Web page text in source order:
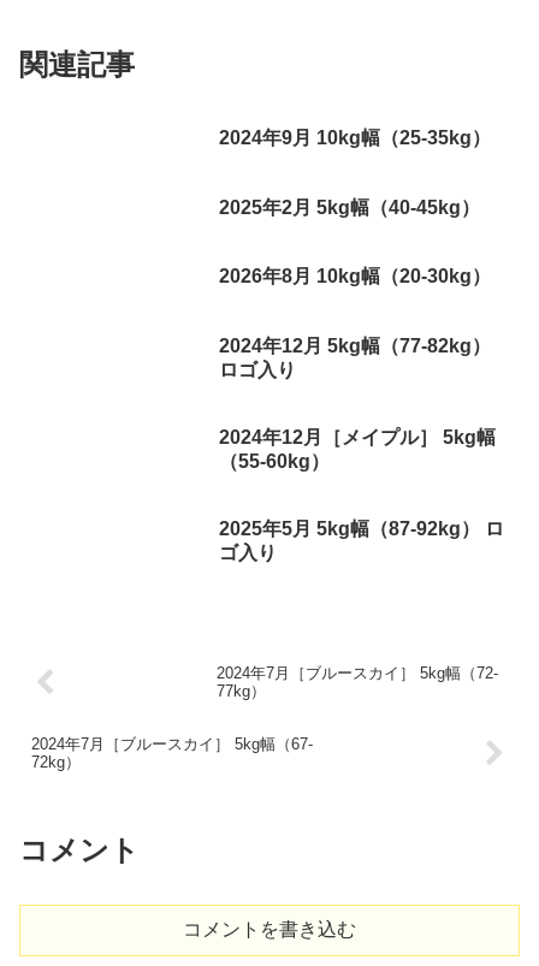
関連記事
2024年9月 10kg幅（25-35kg）
2025年2月 5kg幅（40-45kg）
2026年8月 10kg幅（20-30kg）
2024年12月 5kg幅（77-82kg）
ロゴ入り
2024年12月［メイプル］ 5kg幅
（55-60kg）
2025年5月 5kg幅（87-92kg） ロ
ゴ入り
2024年7月［ブルースカイ］ 5kg幅（72-
77kg）
2024年7月［ブルースカイ］ 5kg幅（67-
72kg）
コメント
コメントを書き込む